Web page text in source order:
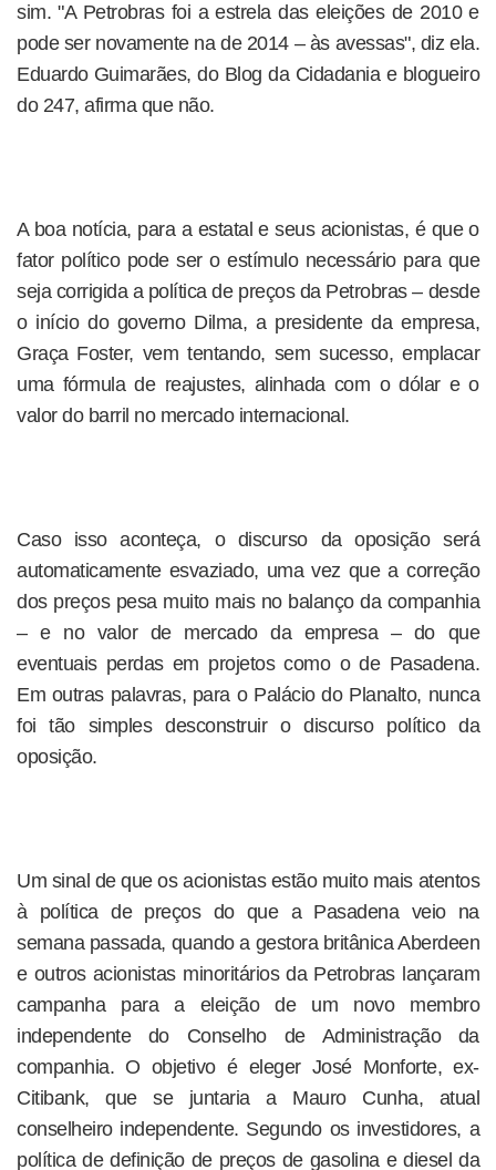
sim. "A Petrobras foi a estrela das eleições de 2010 e
pode ser novamente na de 2014 – às avessas", diz ela.
Eduardo Guimarães, do Blog da Cidadania e blogueiro
do 247, afirma que não.
A boa notícia, para a estatal e seus acionistas, é que o
fator político pode ser o estímulo necessário para que
seja corrigida a política de preços da Petrobras – desde
o início do governo Dilma, a presidente da empresa,
Graça Foster, vem tentando, sem sucesso, emplacar
uma fórmula de reajustes, alinhada com o dólar e o
valor do barril no mercado internacional.
Caso isso aconteça, o discurso da oposição será
automaticamente esvaziado, uma vez que a correção
dos preços pesa muito mais no balanço da companhia
– e no valor de mercado da empresa – do que
eventuais perdas em projetos como o de Pasadena.
Em outras palavras, para o Palácio do Planalto, nunca
foi tão simples desconstruir o discurso político da
oposição.
Um sinal de que os acionistas estão muito mais atentos
à política de preços do que a Pasadena veio na
semana passada, quando a gestora britânica Aberdeen
e outros acionistas minoritários da Petrobras lançaram
campanha para a eleição de um novo membro
independente do Conselho de Administração da
companhia. O objetivo é eleger José Monforte, ex-
Citibank, que se juntaria a Mauro Cunha, atual
conselheiro independente. Segundo os investidores, a
política de definição de preços de gasolina e diesel da